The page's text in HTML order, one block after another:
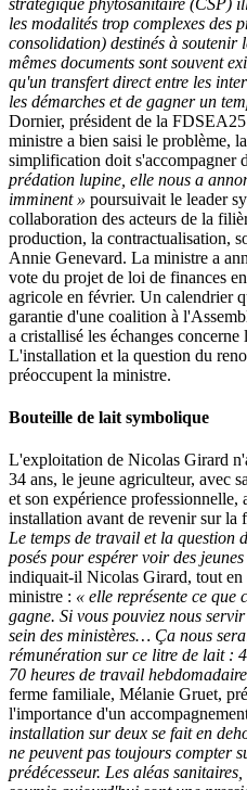
les modalités trop complexes des
consolidation) destinés à soutenir
mêmes documents sont souvent
qu'un transfert direct entre les
les démarches et de gagner un
Dornier, président de la
ministre a bien saisi le problème,
simplification doit s'accompagner
prédation lupine, elle nous a
imminent » poursuivait le leader
collaboration des acteurs de la
production, la contractualisation,
Annie Genevard. La ministre a
vote du projet de loi de finances
agricole en février. Un calendrier
garantie d'une coalition à
a cristallisé les échanges
L'installation et la question du
préoccupent la ministre.
Bouteille de lait symbolique
L'exploitation de Nicolas Girard
34 ans, le jeune agriculteur, avec
et son expérience professionnelle,
installation avant de revenir sur la
Le temps de travail et la question
posés pour espérer voir des
indiquait-il Nicolas Girard, tout
ministre : « elle représente ce que
gagne. Si vous pouviez nous
sein des ministères… Ça nous
rémunération sur ce litre de lait :
70 heures de travail
ferme familiale, Mélanie Gruet,
l'importance d'un
installation sur deux se fait en
ne peuvent pas toujours compter
prédécesseur. Les aléas